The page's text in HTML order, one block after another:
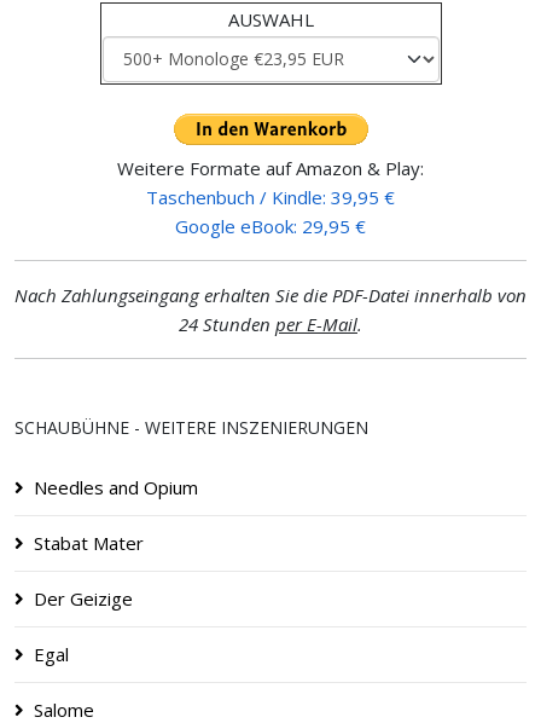
AUSWAHL
Weitere Formate auf Amazon & Play:
Taschenbuch / Kindle: 39,95 €
Google eBook: 29,95 €
Nach Zahlungseingang erhalten Sie die PDF-Datei innerhalb von
24 Stunden per E-Mail.
SCHAUBÜHNE - WEITERE INSZENIERUNGEN
Needles and Opium
Stabat Mater
Der Geizige
Egal
Salome